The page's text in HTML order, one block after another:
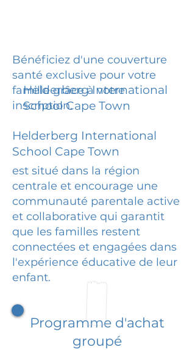
Bénéficiez d'une couverture
santé exclusive pour votre
famille grâce à votre
inscription.
Helderberg International
School Cape Town
Helderberg International
School Cape Town
est situé dans la région
centrale et encourage une
communauté parentale active
et collaborative qui garantit
que les familles restent
connectées et engagées dans
l'expérience éducative de leur
enfant.
Programme d'achat
groupé